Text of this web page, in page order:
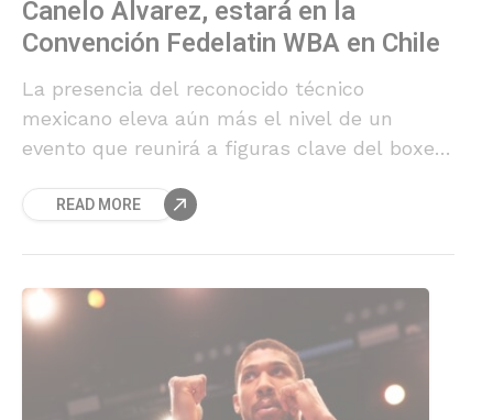
Canelo Álvarez, estará en la
Convención Fedelatin WBA en Chile
La presencia del reconocido técnico
mexicano eleva aún más el nivel de un
evento que reunirá a figuras clave del boxeo
READ MORE